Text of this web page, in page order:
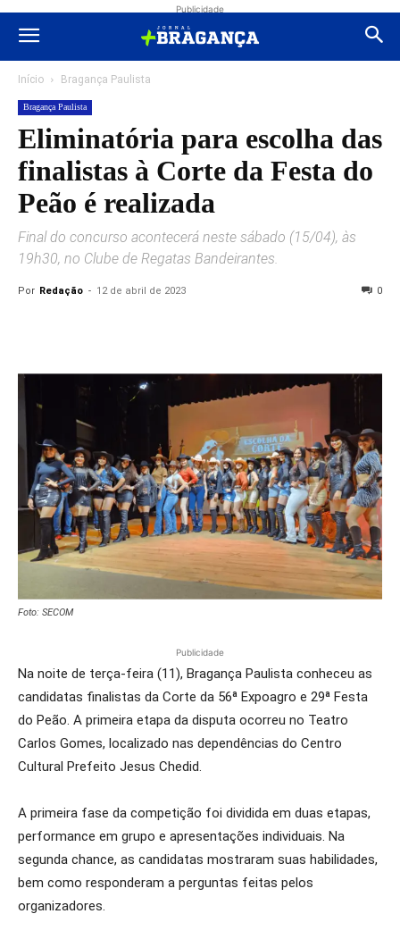
Publicidade
Início Bragança Paulista
Bragança Paulista
Eliminatória para escolha das
finalistas à Corte da Festa do
Peão é realizada
Final do concurso acontecerá neste sábado (15/04), às
19h30, no Clube de Regatas Bandeirantes.
Por Redação - 12 de abril de 2023 0
Foto: SECOM
Publicidade
Na noite de terça-feira (11), Bragança Paulista conheceu as
candidatas finalistas da Corte da 56ª Expoagro e 29ª Festa
do Peão. A primeira etapa da disputa ocorreu no Teatro
Carlos Gomes, localizado nas dependências do Centro
Cultural Prefeito Jesus Chedid.
A primeira fase da competição foi dividida em duas etapas,
performance em grupo e apresentações individuais. Na
segunda chance, as candidatas mostraram suas habilidades,
bem como responderam a perguntas feitas pelos
organizadores.